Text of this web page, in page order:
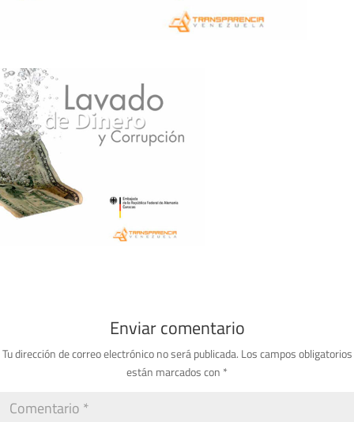
Enviar comentario
Tu dirección de correo electrónico no será publicada. Los campos obligatorios
están marcados con *